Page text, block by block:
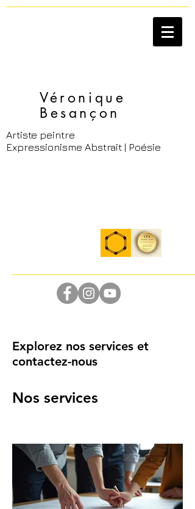
Véronique
Besançon​
Artiste peintre
Expressionisme Abstrait | Poésie
Explorez nos services et
contactez-nous
Nos services